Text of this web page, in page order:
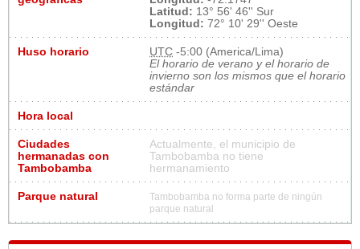
Latitud: 13° 56' 46'' Sur
Longitud: 72° 10' 29'' Oeste
Huso horario UTC -5:00 (America/Lima)
El horario de verano y el horario de
invierno son los mismos que el horario
estándar
Hora local
Ciudades
hermanadas con
Tambobamba
Actualmente, el municipio de
Tambobamba no tiene
hermanamiento
Parque natural
Tambobamba no forma parte de ningún
parque natural